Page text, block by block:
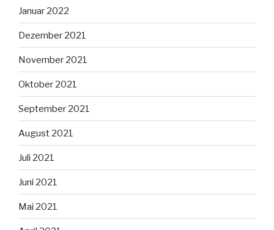
Januar 2022
Dezember 2021
November 2021
Oktober 2021
September 2021
August 2021
Juli 2021
Juni 2021
Mai 2021